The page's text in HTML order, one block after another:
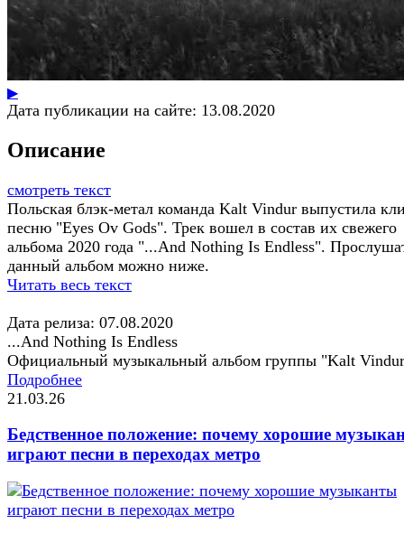
▶
Дата публикации на сайте: 13.08.2020
Описание
смотреть текст
Польская блэк-метал команда Kalt Vindur выпустила
песню "Eyes Ov Gods". Трек вошел в состав их свежего
альбома 2020 года "...And Nothing Is Endless".
данный альбом можно ниже.
Читать весь текст
Дата релиза: 07.08.2020
...And Nothing Is Endless
Официальный музыкальный альбом группы "Kalt
Подробнее
21.03.26
Бедственное положение: почему хорошие
играют песни в переходах метро